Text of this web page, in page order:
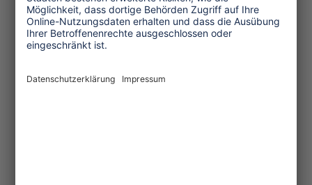
branchenspezifischen Studie sind die
Vereinten Nationen zu dem Schluss
gekommen, dass der Tourismus bis zu
am von Menschen verursachten